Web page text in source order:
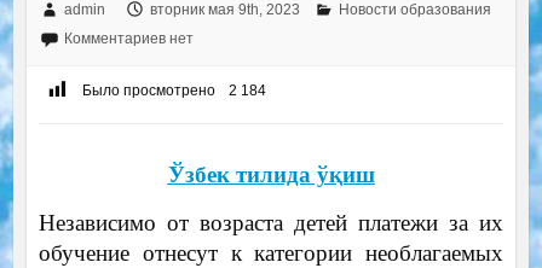
admin вторник мая 9th, 2023
Новости образования
Комментариев нет
Было просмотрено 2 184
Ўзбек тилида ўқиш
Независимо от возраста детей платежи за их
обучение отнесут к категории необлагаемых